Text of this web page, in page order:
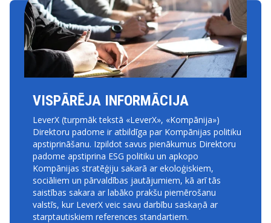
VISPĀRĒJA INFORMĀCIJA
LeverX (turpmāk tekstā «LeverX», «Kompānija»)
Direktoru padome ir atbildīga par Kompānijas politiku
apstiprināšanu. Izpildot savus pienākumus Direktoru
padome apstiprina ESG politiku un apkopo
Kompānijas stratēģiju sakarā ar ekoloģiskiem,
sociāliem un pārvaldības jautājumiem, kā arī tās
saistības sakara ar labāko prakšu piemērošanu
valstīs, kur LeverX veic savu darbību saskaņā ar
starptautiskiem references standartiem.